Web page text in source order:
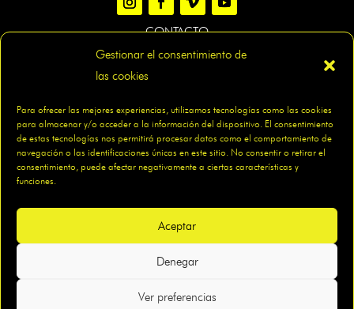
Gestionar el consentimiento de
las cookies
Para ofrecer las mejores experiencias, utilizamos tecnologías como las cookies
para almacenar y/o acceder a la información del dispositivo. El consentimiento
de estas tecnologías nos permitirá procesar datos como el comportamiento de
navegación o las identificaciones únicas en este sitio. No consentir o retirar el
consentimiento, puede afectar negativamente a ciertas características y
funciones.
Aceptar
Denegar
Ver preferencias
CONTACTO
COOKIES |ACCESIBILIDAD|MAPA DEL SITIO